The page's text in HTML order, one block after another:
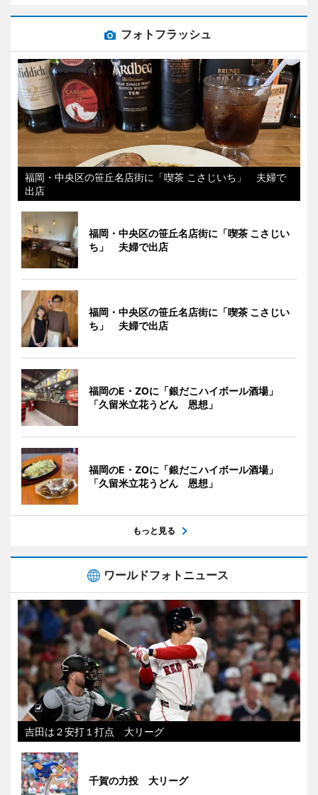
フォトフラッシュ
福岡・中央区の笹丘名店街に「喫茶 こさじいち」 夫婦で
出店
福岡・中央区の笹丘名店街に「喫茶 こさじい
ち」 夫婦で出店
福岡・中央区の笹丘名店街に「喫茶 こさじい
ち」 夫婦で出店
福岡のE・ZOに「銀だこハイボール酒場」
「久留米立花うどん 恩想」
福岡のE・ZOに「銀だこハイボール酒場」
「久留米立花うどん 恩想」
もっと見る
ワールドフォトニュース
吉田は２安打１打点 大リーグ
千賀の力投 大リーグ